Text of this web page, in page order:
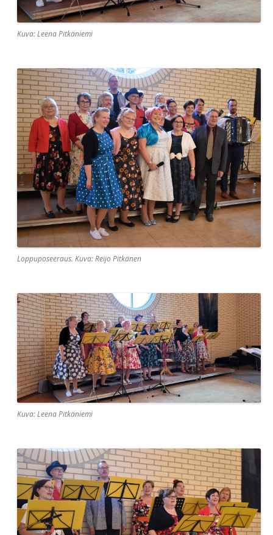
Kuva: Leena Pitkäniemi
Loppuposeeraus. Kuva: Reijo Pitkänen
Kuva: Leena Pitkäniemi